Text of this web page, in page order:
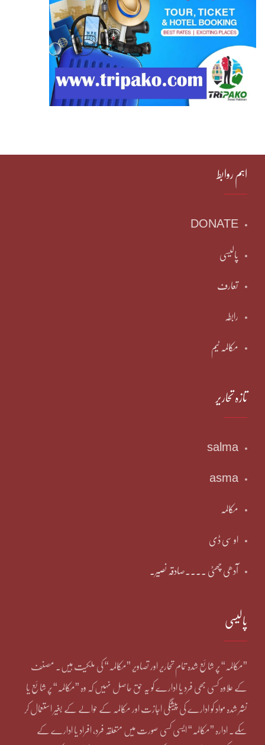
اہم روابط
DONATE
پالیسی
تعارف
رابطہ
مکالمہ ٹیم
تازہ تحاریر
salma
asma
مکالمہ
او سی ڈی
آدھی چھٹی ۔۔۔۔صادقہ نصیر۔
پالیسی
”مکالمہ“ پر شائع شدہ تمام تحاریر اور تصاویر ”مکالمہ“ کی ملکیت ہیں۔ مصنف
کے علاوہ کسی بھی فرد یا ادارے کو یہ حق حاصل نہیں کہ وہ ”مکالمہ“ پر شائع یا
نشر شدہ مواد کو ادارے کی پیشگی اجازت اور مکالمہ کے حوالے کے بغیر استعمال کر
سکے۔ ادارہ ”مکالمہ“ ایسی کسی صورت میں متعلقہ فرد، افراد یا ادارے کے